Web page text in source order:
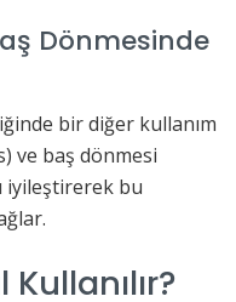
Dönmesinde
bir diğer kullanım
ve baş dönmesi
iyileştirerek bu